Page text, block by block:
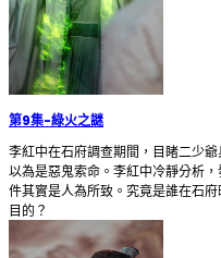
第9集-綠火之謎
李紅中在石府調查期間，目睹二少
以為是惡鬼索命。李紅中冷靜分析
件其實是人為所致。究竟是誰在石
目的？